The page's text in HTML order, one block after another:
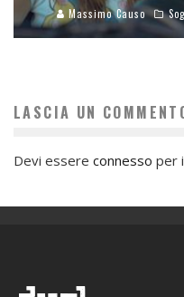
Massimo Causo
LASCIA UN
Devi essere connesso per